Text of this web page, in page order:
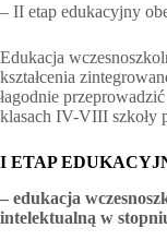
– II etap edukacyjny
Edukacja
kształcenia
łagodnie
klasach IV-VIII szkoły
I ETAP
– edukacja
intelektualną w